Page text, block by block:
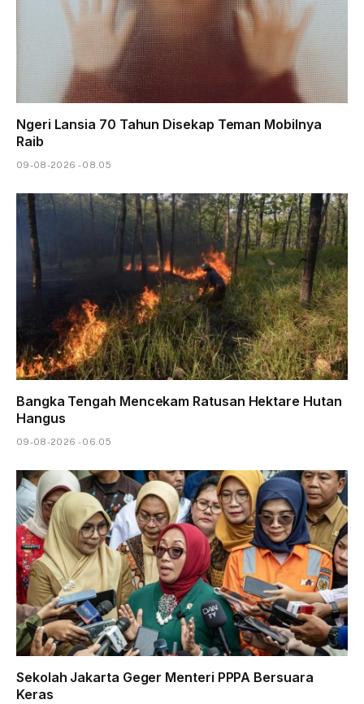
Ngeri Lansia 70 Tahun Disekap Teman Mobilnya
Raib
09-08-2026 - 08.05
Bangka Tengah Mencekam Ratusan Hektare Hutan
Hangus
09-08-2026 - 06.05
Sekolah Jakarta Geger Menteri PPPA Bersuara
Keras